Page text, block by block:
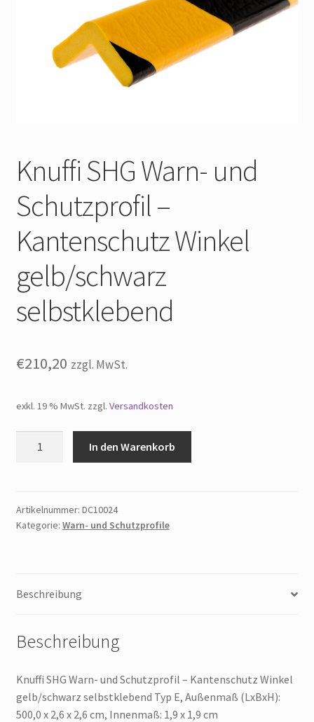
Widerrufsbelehrung
Impressum
Knuffi SHG Warn- und
Schutzprofil –
Kantenschutz Winkel
gelb/schwarz
selbstklebend
€210,20 zzgl. MwSt.
exkl. 19 % MwSt. zzgl. Versandkosten
Schutzprofil
-
selbstklebend
In den Warenkorb
Artikelnummer: DC10024
Kategorie: Warn- und Schutzprofile
Beschreibung
Beschreibung
Knuffi SHG Warn- und Schutzprofil – Kantenschutz Winkel
gelb/schwarz selbstklebend Typ E, Außenmaß (LxBxH):
500,0 x 2,6 x 2,6 cm, Innenmaß: 1,9 x 1,9 cm